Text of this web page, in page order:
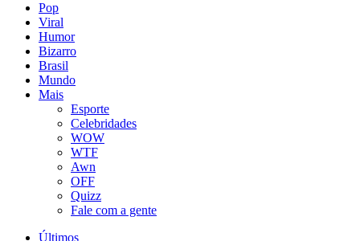
Pop
Viral
Humor
Bizarro
Brasil
Mundo
Mais
Esporte
Celebridades
WOW
WTF
Awn
OFF
Quizz
Fale com a gente
Últimos